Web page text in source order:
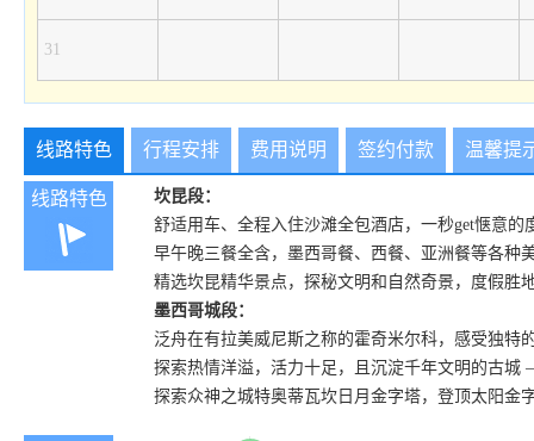
31
线路特色 行程安排 费用说明 签约付款 温馨提
线路特色
坎昆段：
舒适用车、全程入住沙滩全包酒店，一秒get惬意的
早午晚三餐全含，墨西哥餐、西餐、亚洲餐等各种
精选坎昆精华景点，探秘文明和自然奇景，度假胜
墨西哥城段：
泛舟在有拉美威尼斯之称的霍奇米尔科，感受独特
探索热情洋溢，活力十足，且沉淀千年文明的古城
探索众神之城特奥蒂瓦坎日月金字塔，登顶太阳金